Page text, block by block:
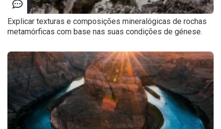
Explicar texturas e composições mineralógicas de rochas
metamórficas com base nas suas condições de génese.